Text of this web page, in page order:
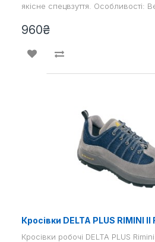
якісне спецвзуття. Особливості:
960₴
Кросівки DELTA PLUS RIMINI
Кросівки робочі DELTA PLUS